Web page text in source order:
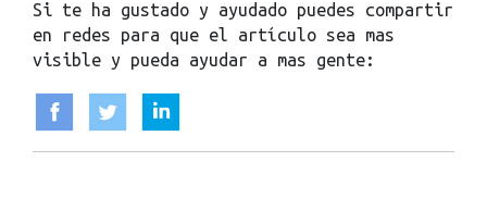
Si te ha gustado y ayudado puedes compartir
en redes para que el artículo sea mas
visible y pueda ayudar a mas gente: